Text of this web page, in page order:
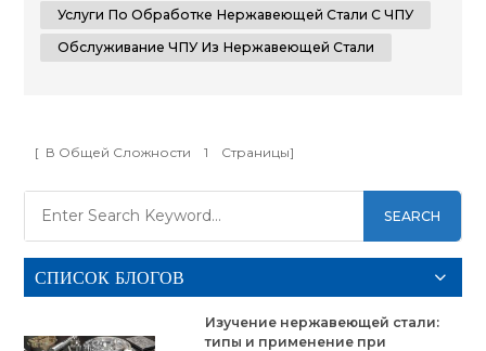
Услуги По Обработке Нержавеющей Стали С ЧПУ
Обслуживание ЧПУ Из Нержавеющей Стали
[ В Общей Сложности 1 Страницы]
SEARCH
СПИСОК БЛОГОВ
Изучение нержавеющей стали:
типы и применение при